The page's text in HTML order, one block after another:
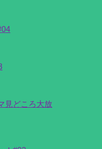
見どころ大放